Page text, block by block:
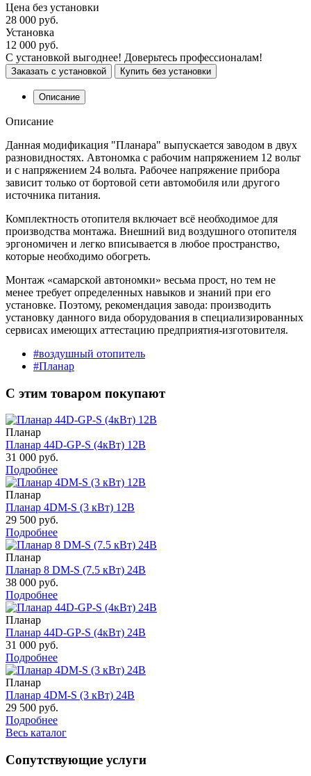
Цена без установки
28 000 руб.
Установка
12 000 руб.
С установкой выгоднее! Доверьтесь профессионалам!
Заказать с установкой Купить без установки
Описание
Описание
Данная модификация "Планара" выпускается заводом в двух
разновидностях. Автономка с рабочим напряжением 12 вольт
и с напряжением 24 вольта. Рабочее напряжение прибора
зависит только от бортовой сети автомобиля или другого
источника питания.
Комплектность отопителя включает всё необходимое для
производства монтажа. Внешний вид воздушного отопителя
эргономичен и легко вписывается в любое пространство,
которые необходимо обогреть.
Монтаж «самарской автономки» весьма прост, но тем не
менее требует определенных навыков и знаний при его
установке. Поэтому, рекомендация завода: производить
установку данного вида оборудования в специализированных
сервисах имеющих аттестацию предприятия-изготовителя.
#воздушный отопитель
#Планар
С этим товаром покупают
Планар
Планар 44D-GP-S (4кВт) 12В
31 000 руб.
Подробнее
Планар
Планар 4DM-S (3 кВт) 12В
29 500 руб.
Подробнее
Планар
Планар 8 DM-S (7.5 кВт) 24В
38 000 руб.
Подробнее
Планар
Планар 44D-GP-S (4кВт) 24В
31 000 руб.
Подробнее
Планар
Планар 4DM-S (3 кВт) 24В
29 500 руб.
Подробнее
Весь каталог
Сопутствующие услуги